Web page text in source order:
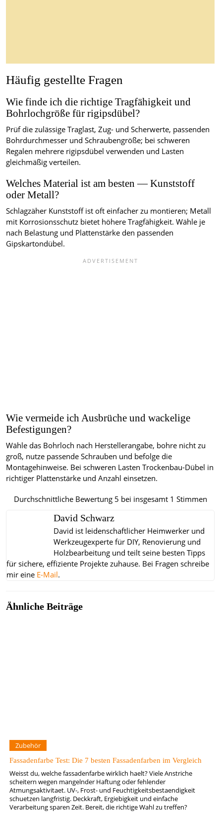
Häufig gestellte Fragen
Wie finde ich die richtige Tragfähigkeit und
Bohrlochgröße für rigipsdübel?
Prüf die zulässige Traglast, Zug- und Scherwerte, passenden
Bohrdurchmesser und Schraubengröße; bei schweren
Regalen mehrere rigipsdübel verwenden und Lasten
gleichmäßig verteilen.
Welches Material ist am besten — Kunststoff
oder Metall?
Schlagzäher Kunststoff ist oft einfacher zu montieren; Metall
mit Korrosionsschutz bietet höhere Tragfähigkeit. Wähle je
nach Belastung und Plattenstärke den passenden
Gipskartondübel.
Wie vermeide ich Ausbrüche und wackelige
Befestigungen?
Wähle das Bohrloch nach Herstellerangabe, bohre nicht zu
groß, nutze passende Schrauben und befolge die
Montagehinweise. Bei schweren Lasten Trockenbau-Dübel in
richtiger Plattenstärke und Anzahl einsetzen.
Durchschnittliche Bewertung 5 bei insgesamt 1 Stimmen
David Schwarz
David ist leidenschaftlicher Heimwerker und
Werkzeugexperte für DIY, Renovierung und
Holzbearbeitung und teilt seine besten Tipps
für sichere, effiziente Projekte zuhause. Bei Fragen schreibe
mir eine E-Mail.
Ähnliche Beiträge
Zubehör
Fassadenfarbe Test: Die 7 besten Fassadenfarben im Vergleich
Weisst du, welche fassadenfarbe wirklich haelt? Viele Anstriche
scheitern wegen mangelnder Haftung oder fehlender
Atmungsaktivitaet. UV-, Frost- und Feuchtigkeitsbestaendigkeit
schuetzen langfristig. Deckkraft, Ergiebigkeit und einfache
Verarbeitung sparen Zeit. Bereit, die richtige Wahl zu treffen?